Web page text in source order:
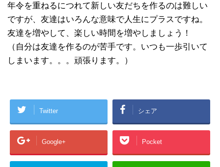
年令を重ねるにつれて新しい友だちを作るのは難しい
ですが、友達はいろんな意味で人生にプラスですね。
友達を増やして、楽しい時間を増やしましょう！
（自分は友達を作るのが苦手です。いつも一歩引いて
しまいます。。。頑張ります。）
Twitter シェア
Google+ Pocket